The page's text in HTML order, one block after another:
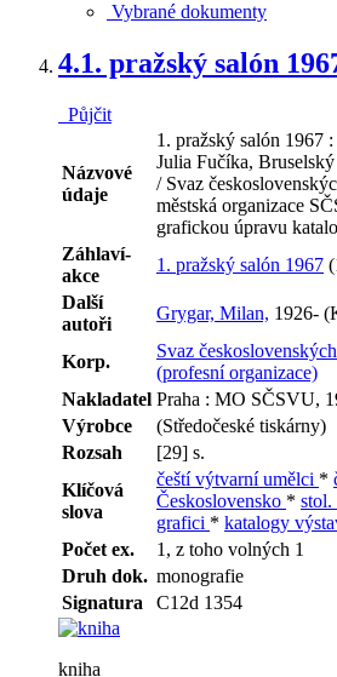
Vybrané dokumenty
4.1. pražský salón
Půjčit
Názvové
údaje
1. pražský salón 1967
Julia Fučíka,
/ Svaz
městská organizace
grafickou úpravu
Záhlaví-
akce
1. pražský salón 1967
Další
autoři
Grygar, Milan, 1926-
Korp.
Svaz
(profesní organizace)
Nakladatel Praha : MO SČSVU,
Výrobce
(Středočeské tiskárny)
Rozsah
[29] s.
Klíčová
slova
čeští výtvarní umělci *
Československo * stol.
grafici * katalogy
Počet ex.
1, z toho volných 1
Druh dok. monografie
Signatura
C12d 1354
kniha